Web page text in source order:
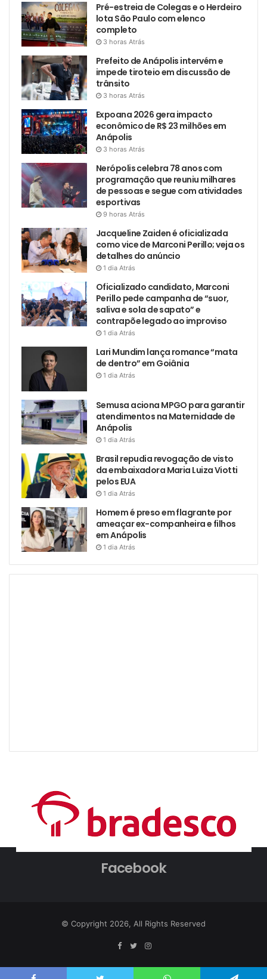
Pré-estreia de Colegas e o Herdeiro
lota São Paulo com elenco
completo
3 horas Atrás
Prefeito de Anápolis intervém e
impede tiroteio em discussão de
trânsito
3 horas Atrás
Expoana 2026 gera impacto
econômico de R$ 23 milhões em
Anápolis
3 horas Atrás
Nerópolis celebra 78 anos com
programação que reuniu milhares
de pessoas e segue com atividades
esportivas
9 horas Atrás
Jacqueline Zaiden é oficializada
como vice de Marconi Perillo; veja os
detalhes do anúncio
1 dia Atrás
Oficializado candidato, Marconi
Perillo pede campanha de “suor,
saliva e sola de sapato” e
contrapõe legado ao improviso
1 dia Atrás
Lari Mundim lança romance “mata
de dentro” em Goiânia
1 dia Atrás
Semusa aciona MPGO para garantir
atendimentos na Maternidade de
Anápolis
1 dia Atrás
Brasil repudia revogação de visto
da embaixadora Maria Luiza Viotti
pelos EUA
1 dia Atrás
Homem é preso em flagrante por
ameaçar ex-companheira e filhos
em Anápolis
1 dia Atrás
Facebook
© Copyright 2026, All Rights Reserved